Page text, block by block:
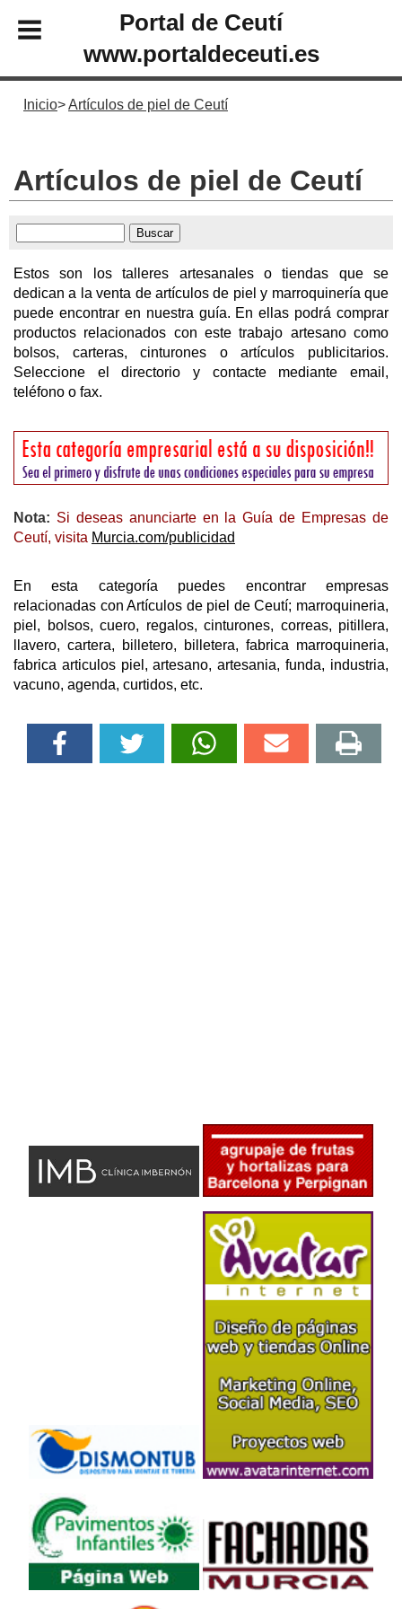
Portal de Ceutí
www.portaldeceuti.es
Inicio Artículos de piel de Ceutí
Artículos de piel de Ceutí
Estos son los talleres artesanales o tiendas que se
dedican a la venta de artículos de piel y marroquinería que
puede encontrar en nuestra guía. En ellas podrá comprar
productos relacionados con este trabajo artesano como
bolsos, carteras, cinturones o artículos publicitarios.
Seleccione el directorio y contacte mediante email,
teléfono o fax.
Nota: Si deseas anunciarte en la Guía de Empresas de
Ceutí, visita Murcia.com/publicidad
En esta categoría puedes encontrar empresas
relacionadas con Artículos de piel de Ceutí; marroquineria,
piel, bolsos, cuero, regalos, cinturones, correas, pitillera,
llavero, cartera, billetero, billetera, fabrica marroquineria,
fabrica articulos piel, artesano, artesania, funda, industria,
vacuno, agenda, curtidos, etc.